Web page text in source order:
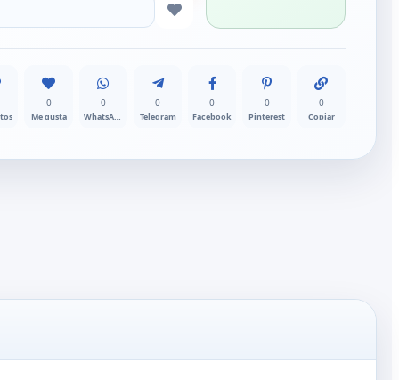
0
Me gusta
0
WhatsApp
0
Telegram
0
Facebook
0
Pinterest
0
Copiar